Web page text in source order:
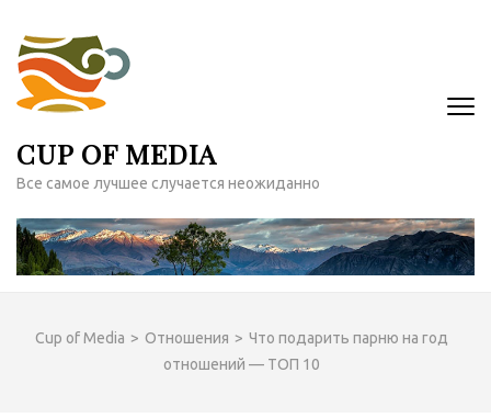
содержимому
(нажмите
Enter)
CUP OF MEDIA
Все самое лучшее случается неожиданно
Cup of Media > Отношения > Что подарить парню на год
отношений — ТОП 10